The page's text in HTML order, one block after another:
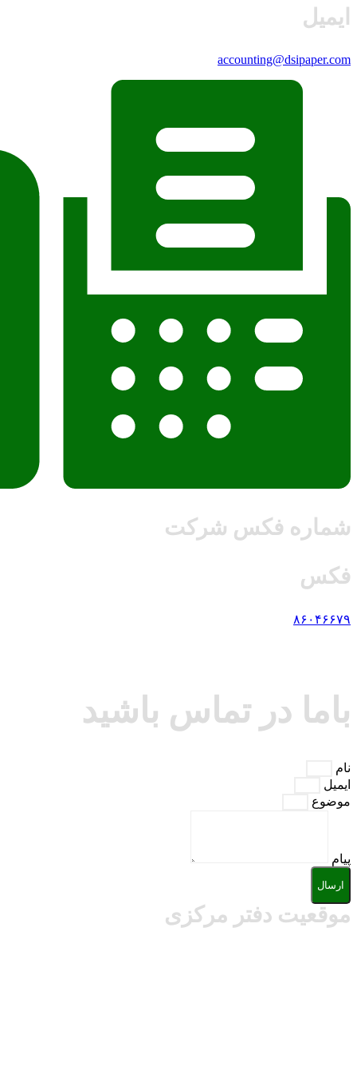
ایمیل
accounting@dsipaper.com
شماره فکس شرکت
فکس
۸۶۰۴۶۶۷۹
باما در تماس باشید
نام
ایمیل
موضوع
پیام
ارسال
موقعیت دفتر مرکزی